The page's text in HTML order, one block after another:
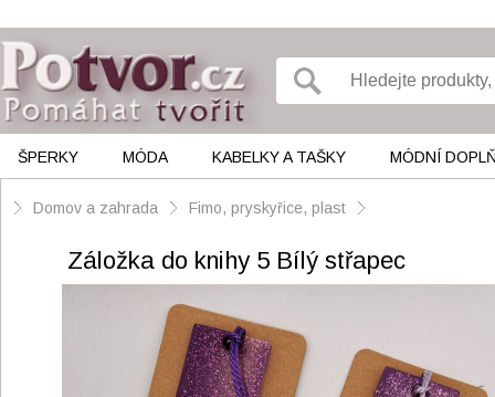
ŠPERKY MÓDA KABELKY A TAŠKY MÓDNÍ
Domov a zahrada Fimo, pryskyřice, plast
Záložka do knihy 5 Bílý střapec